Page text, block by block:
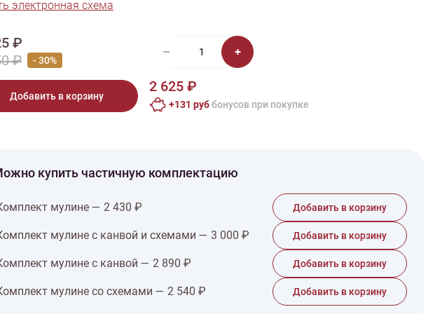
Платье Плед
электронная схема
₽
₽
- 30%
Добавить в корзину
2 625 ₽
+131 руббонусов при покупке
купить частичную комплектацию
мулине — 2 430 ₽ Добавить в корзину
мулине с канвой и схемами — 3 000 ₽ Добавить в корзину
мулине с канвой — 2 890 ₽ Добавить в корзину
мулине со схемами — 2 540 ₽ Добавить в корзину